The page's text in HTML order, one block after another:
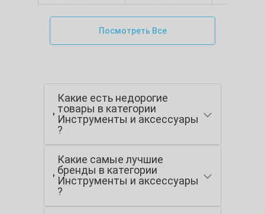
Посмотреть Все
Какие есть недорогие
товары в категории
Инструменты и аксессуары
?
Какие самые лучшие
бренды в категории
Инструменты и аксессуары
?